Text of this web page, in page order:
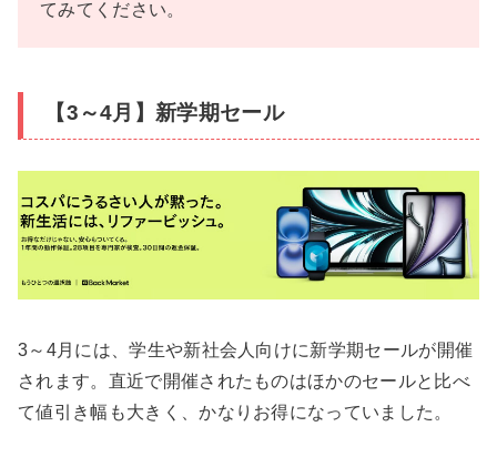
てみてください。
【3～4月】新学期セール
3～4月には、学生や新社会人向けに新学期セールが開催
されます。直近で開催されたものはほかのセールと比べ
て値引き幅も大きく、かなりお得になっていました。